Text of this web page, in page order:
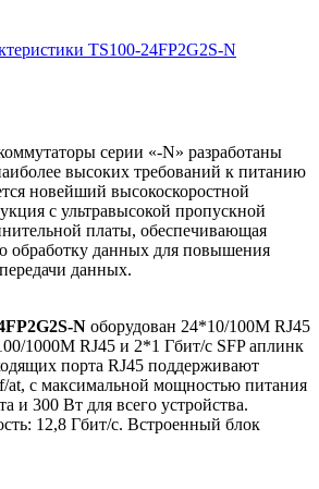
TS100-24FP2G2S-N
серии «-N» разработаны
высоких требований к питанию
новейший высокоскоростной
с ультравысокой пропускной
платы, обеспечивающая
обработку данных для повышения
данных.
N оборудован 24*10/100M RJ45
1000M RJ45 и 2*1 Гбит/с SFP аплинк
порта RJ45 поддерживают
at, с максимальной мощностью питания
и 300 Вт для всего устройства.
12,8 Гбит/с. Встроенный блок